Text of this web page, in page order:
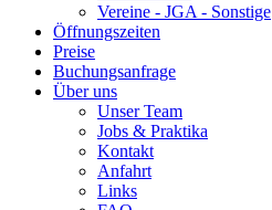
Vereine - JGA - Sonstige
Öffnungszeiten
Preise
Buchungsanfrage
Über uns
Unser Team
Jobs & Praktika
Kontakt
Anfahrt
Links